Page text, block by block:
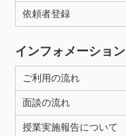
距離：15km以内
年齢：18-101歳
依頼者登録
インフォメーション
ご利用の流れ
面談の流れ
授業実施報告について